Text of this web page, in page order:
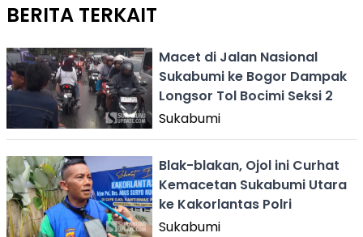
BERITA TERKAIT
Macet di Jalan Nasional
Sukabumi ke Bogor Dampak
Longsor Tol Bocimi Seksi 2
Sukabumi
Blak-blakan, Ojol ini Curhat
Kemacetan Sukabumi Utara
ke Kakorlantas Polri
Sukabumi